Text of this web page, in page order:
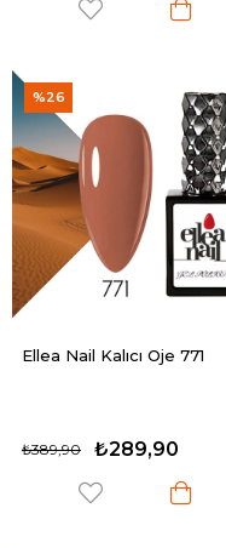
Ellea Nail Kalıcı Oje 771
₺289,90
₺389,90
%26